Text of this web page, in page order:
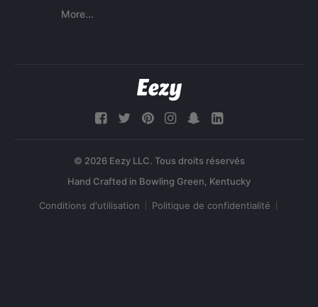
More...
© 2026 Eezy LLC. Tous droits réservés
Conditions d'utilisation Politique de confidentialité